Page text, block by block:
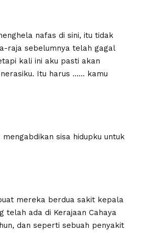
nafas di sini, itu tidak
raja sebelumnya telah gagal
kali ini aku pasti akan
Itu harus …… kamu
mengabdikan sisa hidupku untuk
mereka berdua sakit kepala
telah ada di Kerajaan Cahaya
dan seperti sebuah penyakit